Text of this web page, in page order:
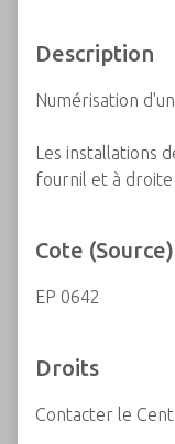
Description
Numérisation
Les installations
fournil et à
Cote (Source)
EP 0642
Droits
Contacter le